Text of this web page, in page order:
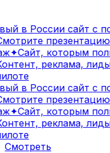
в России сайт с
✦Сайт, которым
реклама,
в России сайт с
✦Сайт, которым
реклама,
Смотреть